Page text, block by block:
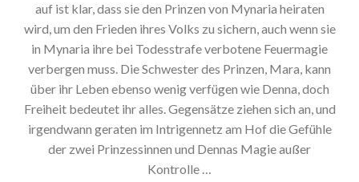
auf ist klar, dass sie den Prinzen von Mynaria heiraten
wird, um den Frieden ihres Volks zu sichern, auch wenn sie
in Mynaria ihre bei Todesstrafe verbotene Feuermagie
verbergen muss. Die Schwester des Prinzen, Mara, kann
über ihr Leben ebenso wenig verfügen wie Denna, doch
Freiheit bedeutet ihr alles. Gegensätze ziehen sich an, und
irgendwann geraten im Intrigennetz am Hof die Gefühle
der zwei Prinzessinnen und Dennas Magie außer
Kontrolle …